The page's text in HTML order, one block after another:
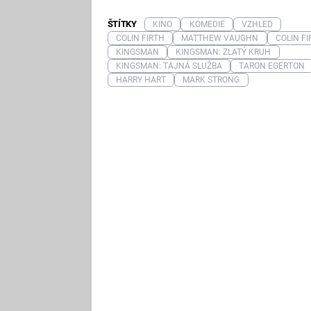
ŠTÍTKY KINO KOMEDIE
VZHLED
COLIN FIRTH
MATTHEW VAUGHN
COLIN
KINGSMAN
KINGSMAN: ZLATÝ KRUH
KINGSMAN: TAJNÁ SLUŽBA
TARON EGERTON
HARRY HART
MARK STRONG